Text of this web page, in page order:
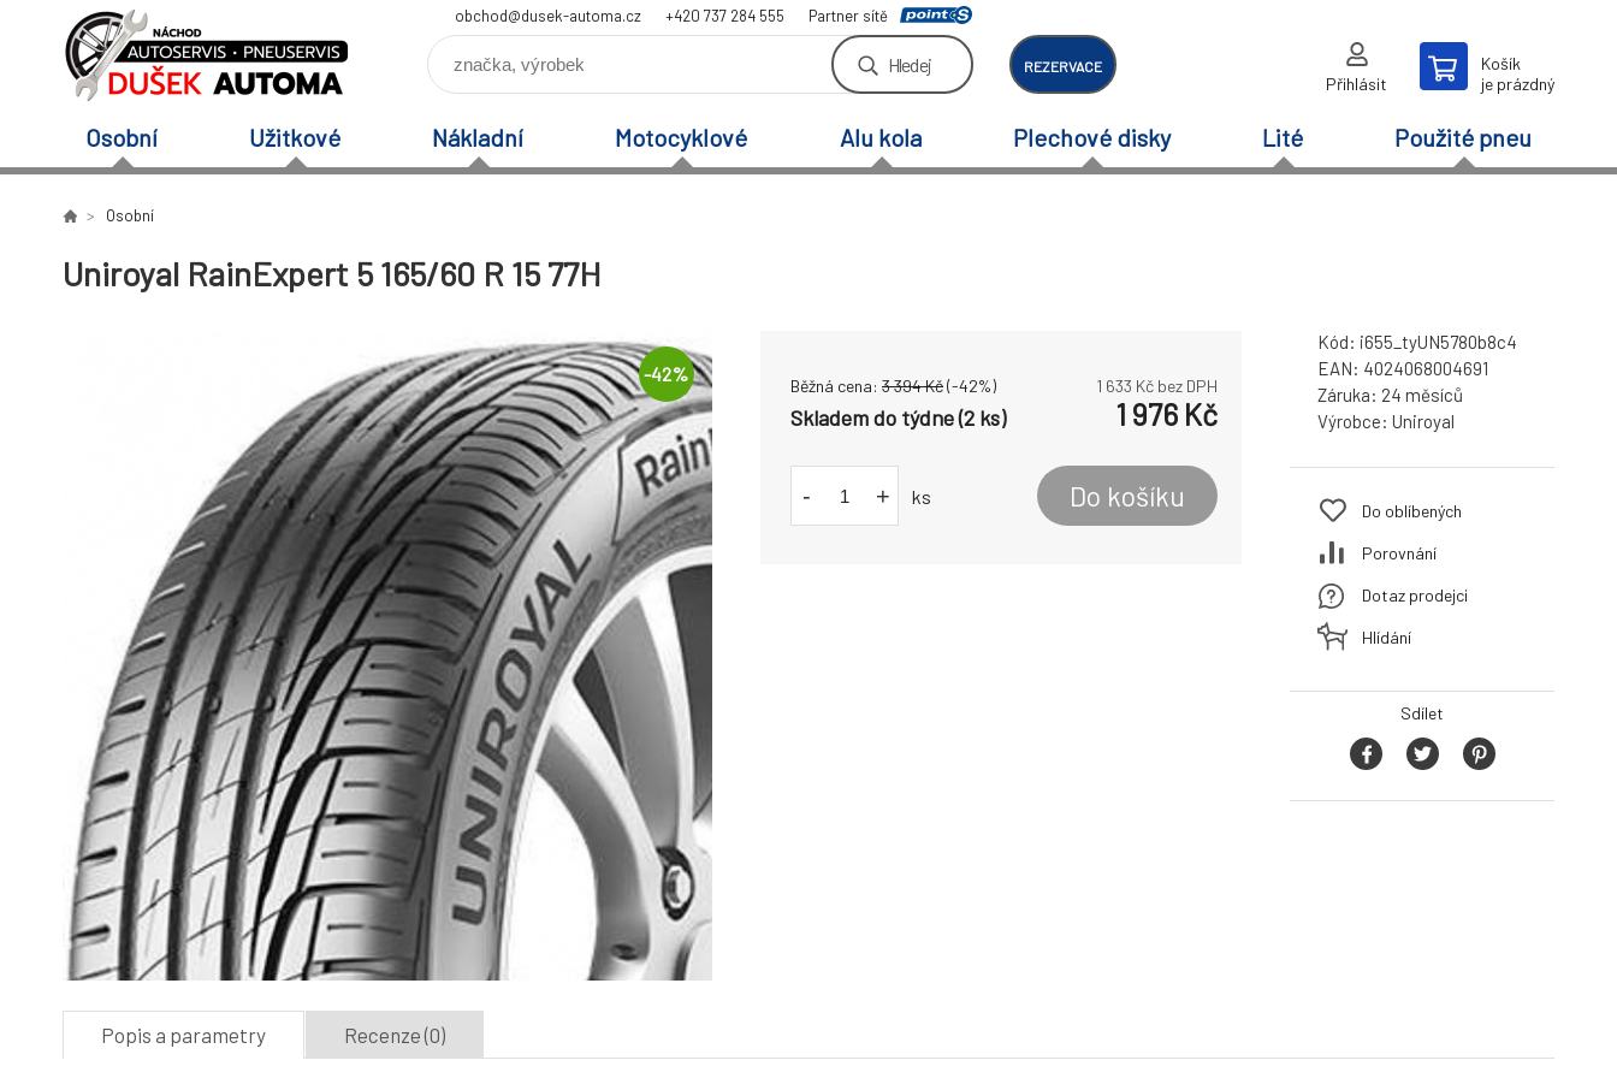
obchod@dusek-automa.cz +420 737 284 555 Partner sítě
Hledej REZERVACE
Přihlásit
Košík
je prázdný
Osobní Užitkové Nákladní Motocyklové Alu kola Plechové disky Lité Použité pneu
Osobní
Uniroyal RainExpert 5 165/60 R 15 77H
-42%
Běžná cena: 3 394Kč(-42%) 1 633 Kč bez DPH
Skladem do týdne (2 ks) 1 976 Kč
- + ks Do košíku
Kód: i655_tyUN5780b8c4
EAN: 4024068004691
Záruka: 24 měsíců
Výrobce: Uniroyal
Do oblíbených
Porovnání
Dotaz prodejci
Hlídání
Sdílet
Popis a parametry Recenze (0)